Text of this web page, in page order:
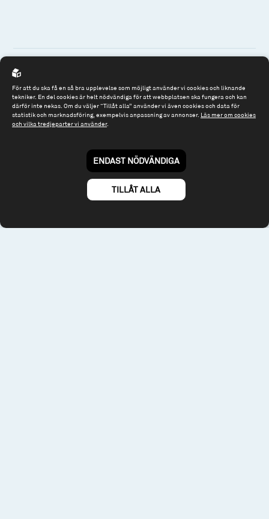
Spiltan Fonder AB
Riddargatan 17
114 57 Stockholm
Tel: 08 - 545 813 40
fonder@spiltanfonder.se
Om webbplatsen & cookies
För att du ska få en så bra upplevelse som möjligt använder vi cookies och liknande
tekniker. En del cookies är helt nödvändiga för att webbplatsen ska fungera och kan
därför inte nekas. Om du väljer “Tillåt alla” använder vi även cookies och data för
statistik och marknadsföring, exempelvis anpassning av annonser. Läs mer om cookies
och vilka tredjeparter vi använder.
ENDAST NÖDVÄNDIGA
TILLÅT ALLA